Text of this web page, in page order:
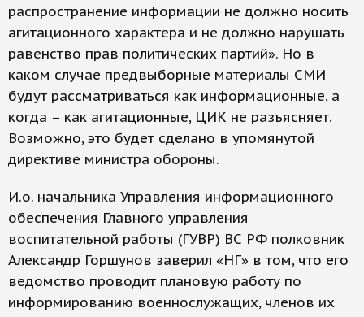
распространение информации не должно носить
агитационного характера и не должно нарушать
равенство прав политических партий». Но в
каком случае предвыборные материалы СМИ
будут рассматриваться как информационные, а
когда – как агитационные, ЦИК не разъясняет.
Возможно, это будет сделано в упомянутой
директиве министра обороны.
И.о. начальника Управления информационного
обеспечения Главного управления
воспитательной работы (ГУВР) ВС РФ полковник
Александр Горшунов заверил «НГ» в том, что его
ведомство проводит плановую работу по
информированию военнослужащих, членов их